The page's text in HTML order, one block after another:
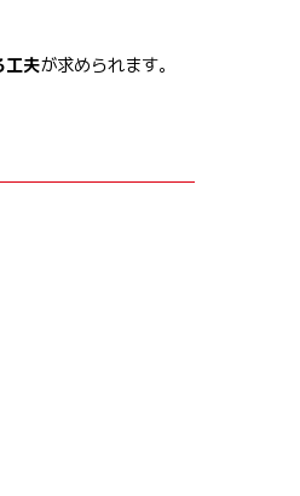
工夫が求められます。